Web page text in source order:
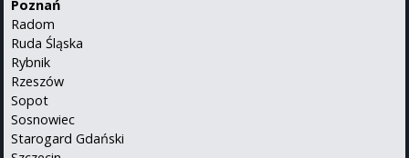
Poznań
Radom
Ruda Śląska
Rybnik
Rzeszów
Sopot
Sosnowiec
Starogard Gdański